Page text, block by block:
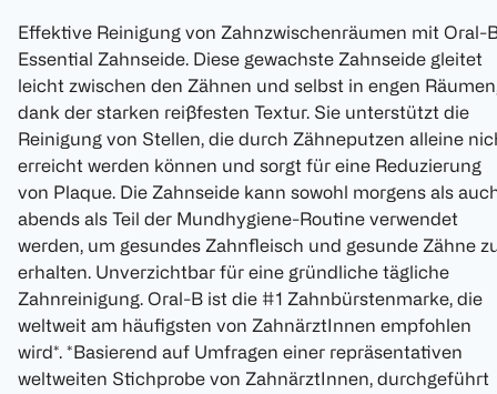
Effektive Reinigung von Zahnzwischenräumen mit Oral-
Essential Zahnseide. Diese gewachste Zahnseide gleitet
leicht zwischen den Zähnen und selbst in engen
dank der starken reißfesten Textur. Sie unterstützt die
Reinigung von Stellen, die durch Zähneputzen alleine
erreicht werden können und sorgt für eine Reduzierung
von Plaque. Die Zahnseide kann sowohl morgens als
abends als Teil der Mundhygiene-Routine verwendet
werden, um gesundes Zahnfleisch und gesunde Zähne
erhalten. Unverzichtbar für eine gründliche tägliche
Zahnreinigung. Oral-B ist die #1 Zahnbürstenmarke, die
weltweit am häufigsten von ZahnärztInnen empfohlen
wird*. *Basierend auf Umfragen einer repräsentativen
weltweiten Stichprobe von ZahnärztInnen, durchgeführt